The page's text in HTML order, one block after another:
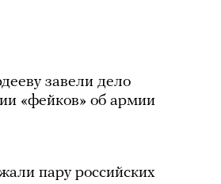
завели дело
«фейков» об армии
пару российских